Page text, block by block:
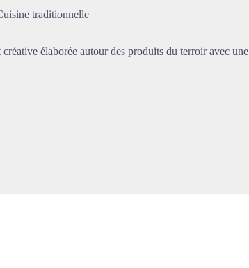
Voir l'image en plein écran
traditionnelle
élaborée autour des produits du terroir avec une